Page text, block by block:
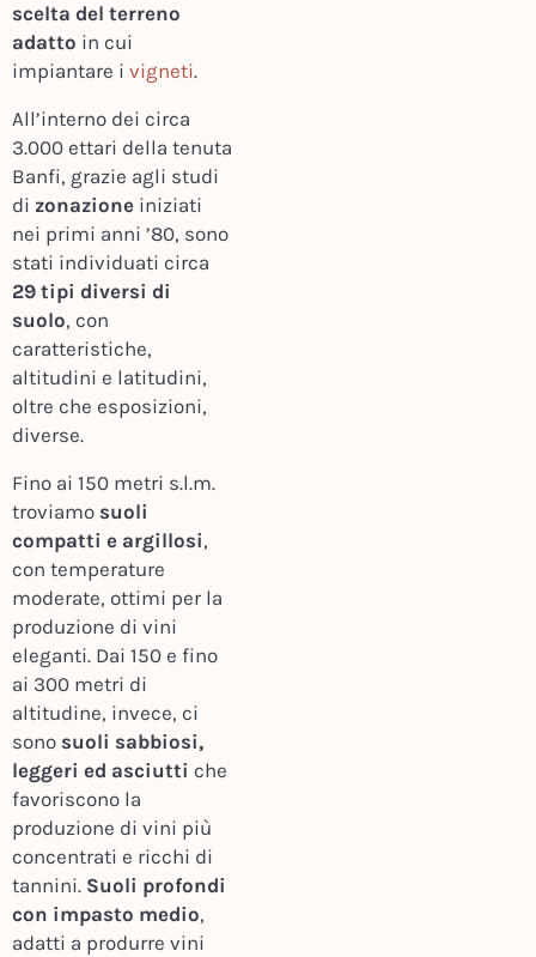
scelta del terreno
adatto in cui
impiantare i vigneti.
All’interno dei circa
3.000 ettari della tenuta
Banfi, grazie agli studi
di zonazioneiniziati
nei primi anni ’80, sono
stati individuati circa
29 tipi diversi di
suolo, con
caratteristiche,
altitudini e latitudini,
oltre che esposizioni,
diverse.
Fino ai 150 metri s.l.m.
troviamo suoli
compatti e argillosi,
con temperature
moderate, ottimi per la
produzione di vini
eleganti. Dai 150 e fino
ai 300 metri di
altitudine, invece, ci
sonosuoli sabbiosi,
leggeri ed asciutti che
favoriscono la
produzione di vini più
concentrati e ricchi di
tannini. Suoli profondi
con impasto medio,
adatti a produrre vini